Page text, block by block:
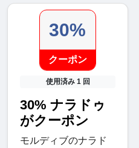
30%
クーポン
使用済み 1 回
30% ナラドゥ
がクーポン
モルディブのナラド